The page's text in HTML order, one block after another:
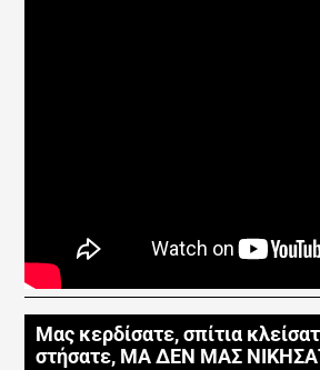
Μας κερδίσατε, σπίτια
στήσατε, ΜΑ ΔΕΝ ΜΑΣ